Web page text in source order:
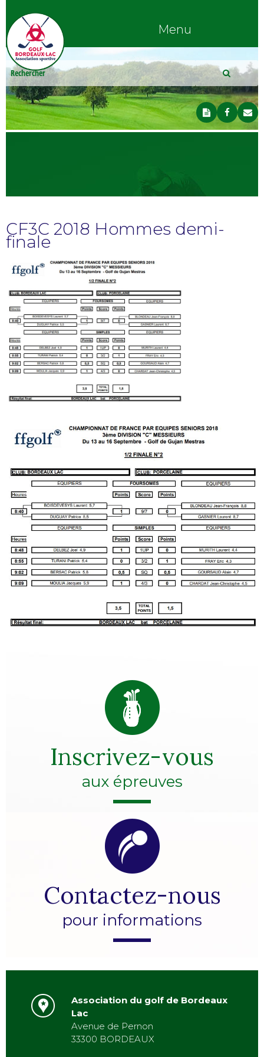
Menu
CF3C 2018 Hommes demi-
finale
Inscrivez-vous
aux épreuves
Contactez-nous
pour informations
Association du golf de Bordeaux
Lac
Avenue de Pernon
33300 BORDEAUX